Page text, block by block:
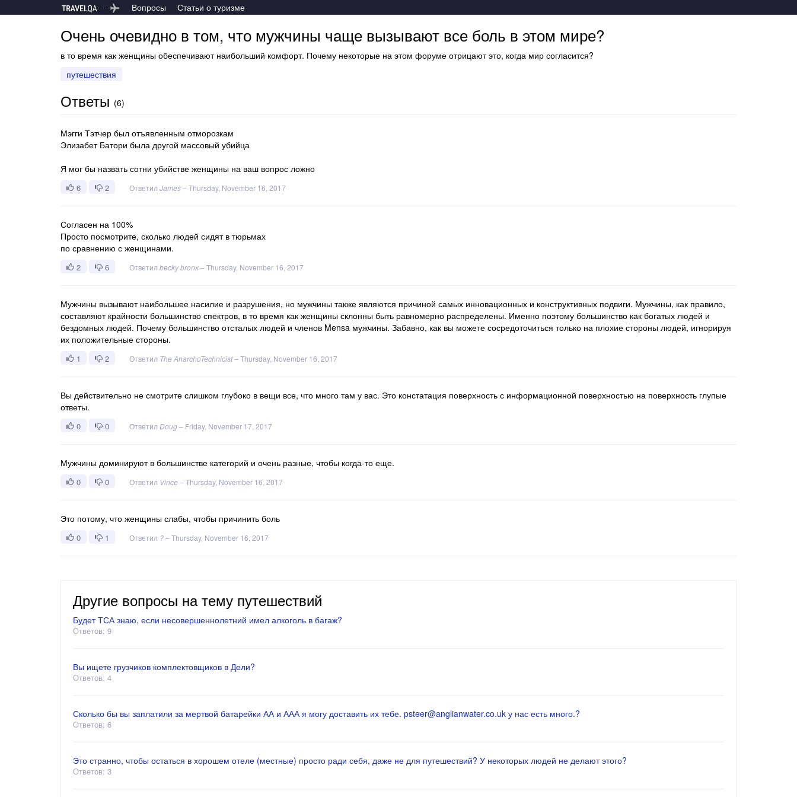
Вопросы Статьи о туризме
Очень очевидно в том, что мужчины чаще вызывают все боль в этом мире?
в то время как женщины обеспечивают наибольший комфорт. Почему некоторые на этом форуме отрицают это, когда мир согласится?
путешествия
Ответы (6)
Мэгги Тэтчер был отъявленным отморозкам
Элизабет Батори была другой массовый убийца
Я мог бы назвать сотни убийстве женщины на ваш вопрос ложно
6 2 Ответил James–Thursday, November 16, 2017
Согласен на 100%
Просто посмотрите, сколько людей сидят в тюрьмах
по сравнению с женщинами.
2 6 Ответил becky bronx–Thursday, November 16, 2017
Мужчины вызывают наибольшее насилие и разрушения, но мужчины также являются причиной самых инновационных и конструктивных подвиги. Мужчины, как правило,
составляют крайности большинство спектров, в то время как женщины склонны быть равномерно распределены. Именно поэтому большинство как богатых людей и
бездомных людей. Почему большинство отсталых людей и членов Mensa мужчины. Забавно, как вы можете сосредоточиться только на плохие стороны людей, игнорируя
их положительные стороны.
1 2 Ответил The AnarchoTechnicist–Thursday, November 16, 2017
Вы действительно не смотрите слишком глубоко в вещи все, что много там у вас. Это констатация поверхность с информационной поверхностью на поверхность глупые
ответы.
0 0 Ответил Doug– Friday, November 17, 2017
Мужчины доминируют в большинстве категорий и очень разные, чтобы когда-то еще.
0 0 Ответил Vince–Thursday, November 16, 2017
Это потому, что женщины слабы, чтобы причинить боль
0 1 Ответил ?–Thursday, November 16, 2017
Другие вопросы на тему путешествий
Будет ТСА знаю, если несовершеннолетний имел алкоголь в багаж?
Ответов: 9
Вы ищете грузчиков комплектовщиков в Дели?
Ответов: 4
Сколько бы вы заплатили за мертвой батарейки АА и ААА я могу доставить их тебе. psteer@anglianwater.co.uk у нас есть много.?
Ответов: 6
Это странно, чтобы остаться в хорошем отеле (местные) просто ради себя, даже не для путешествий? У некоторых людей не делают этого?
Ответов: 3